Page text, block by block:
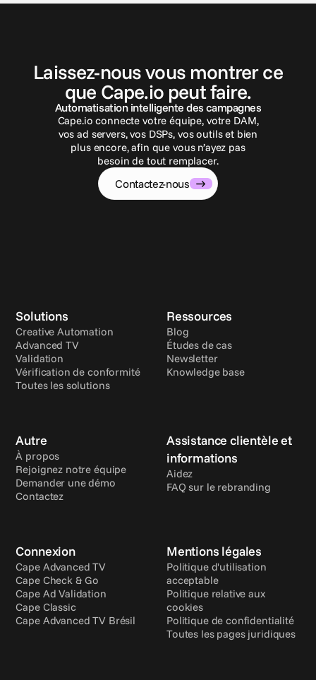
Laissez-nous vous montrer ce
que Cape.io peut faire.
Automatisation intelligente des campagnes
Cape.io connecte votre équipe, votre DAM,
vos ad servers, vos DSPs, vos outils et bien
plus encore, afin que vous n’ayez pas
besoin de tout remplacer.
Contactez-nous
Solutions
Creative Automation
Advanced TV
Validation
Vérification de conformité
Toutes les solutions
Ressources
Blog
Études de cas
Newsletter
Knowledge base
Autre
À propos
Rejoignez notre équipe
Demander une démo
Contactez
Assistance clientèle et
informations
Aidez
FAQ sur le rebranding
Connexion
Cape Advanced TV
Cape Check & Go
Cape Ad Validation
Cape Classic
Cape Advanced TV Brésil
Mentions légales
Politique d'utilisation
acceptable
Politique relative aux
cookies
Politique de confidentialité
Toutes les pages juridiques